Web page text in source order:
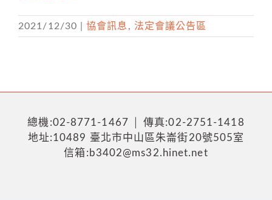
2021/12/30 協會訊息 , 法定會議公告區
總機:02-8771-1467 │ 傳真:02-2751-1418
地址:10489 臺北市中山區朱崙街20號505室
信箱:b3402@ms32.hinet.net